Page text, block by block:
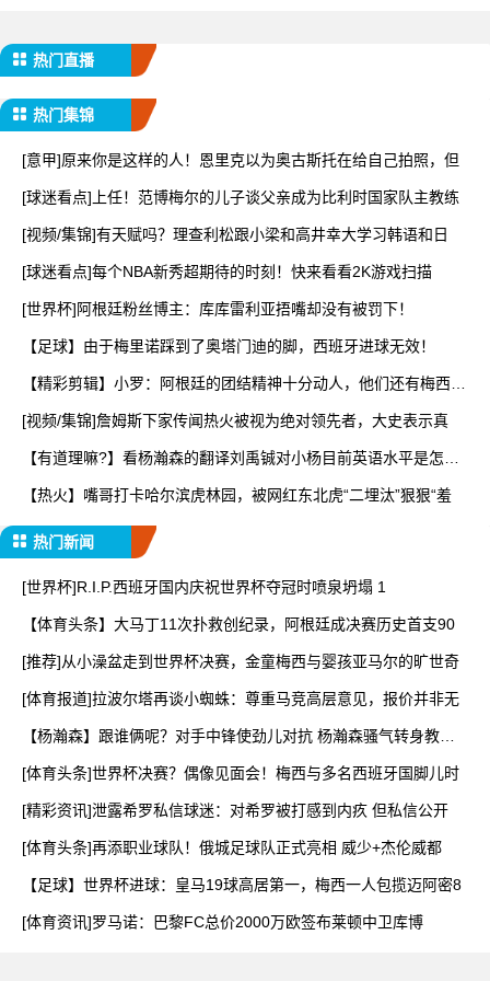
热门直播
热门集锦
[意甲]原来你是这样的人！恩里克以为奥古斯托在给自己拍照，但
[球迷看点]上任！范博梅尔的儿子谈父亲成为比利时国家队主教练
[视频/集锦]有天赋吗？理查利松跟小梁和高井幸大学习韩语和日
[球迷看点]每个NBA新秀超期待的时刻！快来看看2K游戏扫描
[世界杯]阿根廷粉丝博主：库库雷利亚捂嘴却没有被罚下！
【足球】由于梅里诺踩到了奥塔门迪的脚，西班牙进球无效！
【精彩剪辑】小罗：阿根廷的团结精神十分动人，他们还有梅西一
[视频/集锦]詹姆斯下家传闻热火被视为绝对领先者，大史表示真
【有道理嘛?】看杨瀚森的翻译刘禹铖对小杨目前英语水平是怎样
【热火】嘴哥打卡哈尔滨虎林园，被网红东北虎“二埋汰”狠狠“羞
热门新闻
[世界杯]R.I.P.西班牙国内庆祝世界杯夺冠时喷泉坍塌 1
【体育头条】大马丁11次扑救创纪录，阿根廷成决赛历史首支90
[推荐]从小澡盆走到世界杯决赛，金童梅西与婴孩亚马尔的旷世奇
[体育报道]拉波尔塔再谈小蜘蛛：尊重马竞高层意见，报价并非无
【杨瀚森】跟谁俩呢？对手中锋使劲儿对抗 杨瀚森骚气转身教做
[体育头条]世界杯决赛？偶像见面会！梅西与多名西班牙国脚儿时
[精彩资讯]泄露希罗私信球迷：对希罗被打感到内疚 但私信公开
[体育头条]再添职业球队！俄城足球队正式亮相 威少+杰伦威都
【足球】世界杯进球：皇马19球高居第一，梅西一人包揽迈阿密8
[体育资讯]罗马诺：巴黎FC总价2000万欧签布莱顿中卫库博